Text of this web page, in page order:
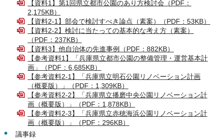
【資料1】第1回県立都市公園のあり方検討会（PDF：
2,175KB）
【資料2-1】部会で検討すべき論点（素案）（PDF：53KB）
【資料2-2】検討に当たっての基本的な考え方（素案）
（PDF：237KB）
【資料3】他自治体の先進事例（PDF：882KB）
【参考資料1】「兵庫県立都市公園の整備管理・運営基本計
画」（PDF：6,685KB）
【参考資料2-1】「兵庫県立明石公園リノベーション計画
（概要版）」（PDF：1,309KB）
【参考資料2-2】「兵庫県立播磨中央公園リノベーション計
画（概要版）」（PDF：1,878KB）
【参考資料2-3】「兵庫県立赤穂海浜公園リノベーション計
画（概要版）」（PDF：296KB）
議事録